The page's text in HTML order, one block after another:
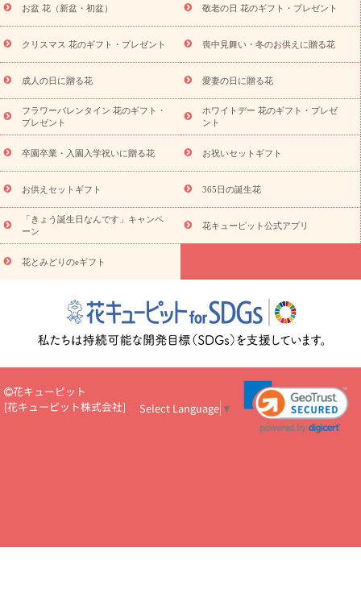
お盆（新盆・初盆）
お祝い返し お見舞い
お取り
プリザーブドフラワー
スタイルから探す
アレンジメント
蘭・花鉢
ミディ胡蝶蘭・お祝い ミディ胡蝶蘭・お供え
の青色胡蝶蘭
観葉植物 観葉植物 産直多肉植物
プリザーブ
ドフラワー
お祝い お供え・お悔やみ 花とセットギフト
ミオーダー
プチギフト（hanamore -ハナモア-）
花とみどりの
eギフト
花キューピットのeGfit カラー ピンク
レンジ
レッド お花の種類 バラ ユリ トルコキキョウ
予
算から探す
お祝い お祝い・3000円～ お祝い・
お祝い・5000円～ お祝い・7000円～ お祝い・10000円～
お供え・お悔やみ
お供え・お悔やみ・3000円～
お供え・お
悔やみ・5000円～ お供え・お悔やみ・7000円～
お供え・お悔
やみ・10000円～
365日の誕生花カレンダー
開店・開業祝
お祝いを贈るときのマナー・
花キューピットのお祝いコラム一覧
誕生日のお花を「色
彩心理学」で選ぶ方法
結婚祝いの予算相場
出産祝いお役立ち情
転職祝いのマナー基礎知識
ペットのお祝いワンポイントアド
バイス
スタンド花（フラスタ）のマナー
お見舞いのマナーとル
お祝い花のマナー総まとめ
場上司や先輩へ贈るお祝い花の正解は？
開店祝いの花 選び方ガイ
ド（早見表あり）
花キューピットのお供え・
プロ直伝10のテクニック
花美人5人の「花のある暮らし」
美
お盆 花（新盆・初盆） 敬老の日 花のギフト・プレゼント
クリスマス 花のギフト・プレゼント 喪中見舞い・冬のお供えに贈る花
成人の日に贈る花 愛妻の日に贈る花
フラワーバレンタイン 花のギフト・
プレゼント
ホワイトデー 花のギフト・プレゼ
ント
卒園卒業・入園入学祝いに贈る花 お祝いセットギフト
お供えセットギフト 365日の誕生花
「きょう誕生日なんです」キャンペ
ーン
花キューピット公式アプリ
花とみどりのeギフト
花キューピット
[花キューピット株式会社] Select Language ▼